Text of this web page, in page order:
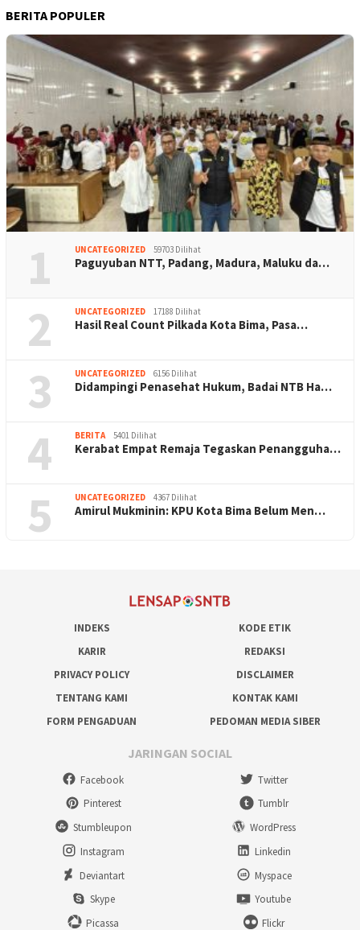
BERITA POPULER
1 UNCATEGORIZED 59703 Dilihat
Paguyuban NTT, Padang, Madura, Maluku da…
2 UNCATEGORIZED 17188 Dilihat
Hasil Real Count Pilkada Kota Bima, Pasa…
3 UNCATEGORIZED 6156 Dilihat
Didampingi Penasehat Hukum, Badai NTB Ha…
4 BERITA 5401 Dilihat
Kerabat Empat Remaja Tegaskan Penangguha…
5 UNCATEGORIZED 4367 Dilihat
Amirul Mukminin: KPU Kota Bima Belum Men…
INDEKS
KODE ETIK
KARIR
REDAKSI
PRIVACY POLICY
DISCLAIMER
TENTANG KAMI
KONTAK KAMI
FORM PENGADUAN
PEDOMAN MEDIA SIBER
JARINGAN SOCIAL
Facebook
Twitter
Pinterest
Tumblr
Stumbleupon
WordPress
Instagram
Linkedin
Deviantart
Myspace
Skype
Youtube
Picassa
Flickr